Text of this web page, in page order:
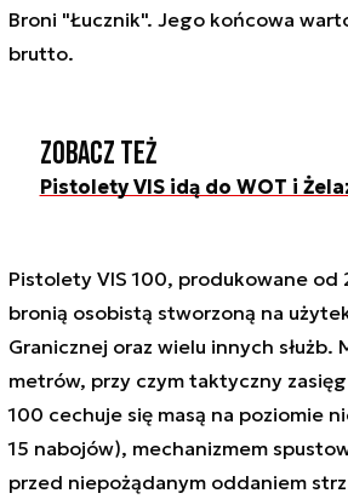
Broni "Łucznik". Jego końcowa
brutto.
Zobacz też
Pistolety VIS idą do WOT i
Pistolety VIS 100, produkowane od
bronią osobistą stworzoną na
Granicznej oraz wielu innych
metrów, przy czym taktyczny
100 cechuje się masą na poziomie
15 nabojów), mechanizmem
przed niepożądanym oddaniem